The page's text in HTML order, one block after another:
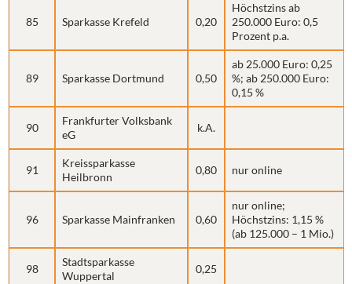
85 Sparkasse Krefeld 0,20
Höchstzins ab
250.000 Euro: 0,5
Prozent p.a.
89 Sparkasse Dortmund 0,50
ab 25.000 Euro: 0,25
%; ab 250.000 Euro:
0,15 %
90
Frankfurter Volksbank
eG
k.A.
91
Kreissparkasse
Heilbronn
0,80 nur online
96 Sparkasse Mainfranken 0,60
nur online;
Höchstzins: 1,15 %
(ab 125.000 – 1 Mio.)
98
Stadtsparkasse
Wuppertal
0,25